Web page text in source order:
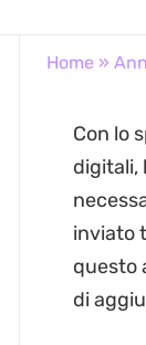
Home »
Con lo
digitali,
inviato
questo
di